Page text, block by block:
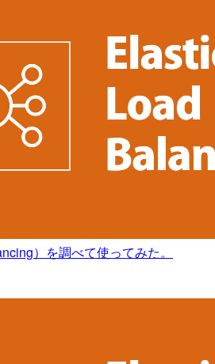
）を調べて使ってみた。